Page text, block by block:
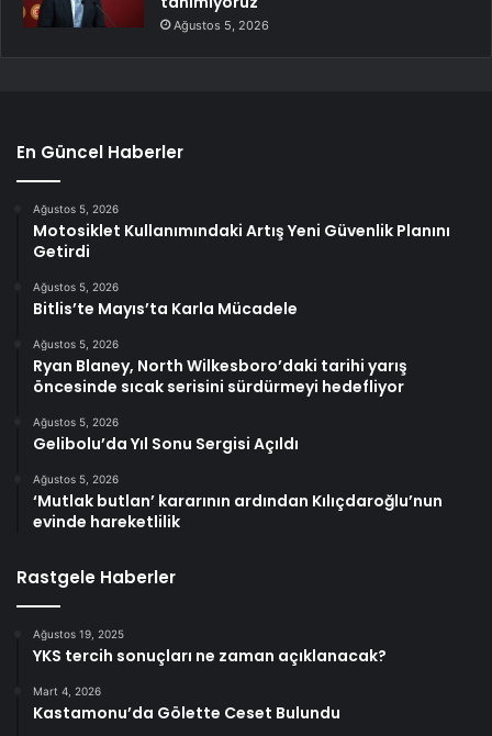
Ağustos 5, 2026
En Güncel Haberler
Ağustos 5, 2026
Motosiklet Kullanımındaki Artış Yeni Güvenlik Planını
Getirdi
Ağustos 5, 2026
Bitlis’te Mayıs’ta Karla Mücadele
Ağustos 5, 2026
Ryan Blaney, North Wilkesboro’daki tarihi yarış
öncesinde sıcak serisini sürdürmeyi hedefliyor
Ağustos 5, 2026
Gelibolu’da Yıl Sonu Sergisi Açıldı
Ağustos 5, 2026
‘Mutlak butlan’ kararının ardından Kılıçdaroğlu’nun
evinde hareketlilik
Rastgele Haberler
Ağustos 19, 2025
YKS tercih sonuçları ne zaman açıklanacak?
Mart 4, 2026
Kastamonu’da Gölette Ceset Bulundu